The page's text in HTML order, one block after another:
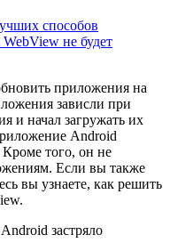
способов
не будет
приложения на
зависли при
и начал загружать их
Android
Кроме того, он не
Если вы также
вы узнаете, как решить